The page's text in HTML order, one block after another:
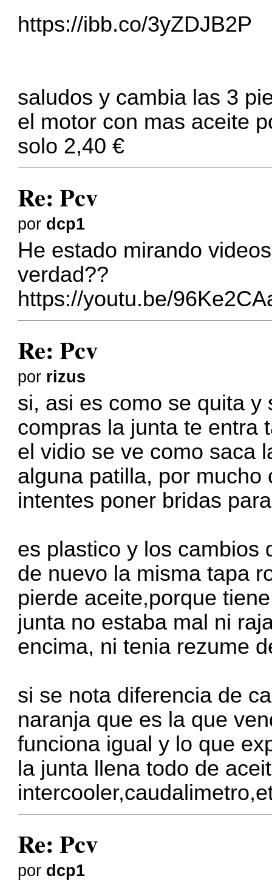
https://ibb.co/3yZDJB2P
saludos y cambia las 3
el motor con mas aceite
solo 2,40 €
Re: Pcv
por dcp1
He estado mirando
verdad??
https://youtu.be/
Re: Pcv
por rizus
si, asi es como se quita
compras la junta te entra
el vidio se ve como saca
alguna patilla, por
intentes poner bridas
es plastico y los cambios
de nuevo la misma tapa
pierde aceite,porque
junta no estaba mal ni
encima, ni tenia rezume
si se nota diferencia de
naranja que es la que
funciona igual y lo que
la junta llena todo de
Re: Pcv
por dcp1